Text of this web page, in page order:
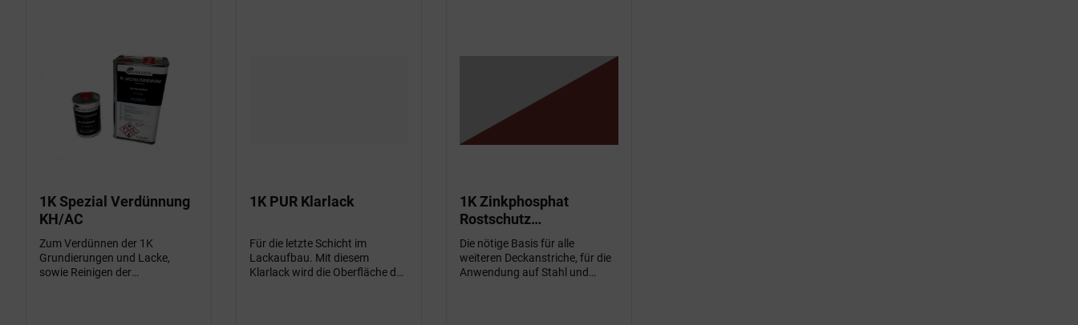
1K Spezial Verdünnung
KH/AC
Zum Verdünnen der 1K
Grundierungen und Lacke,
sowie Reinigen der
1K PUR Klarlack
Für die letzte Schicht im
Lackaufbau. Mit diesem
Klarlack wird die Oberfläche des
1K Zinkphosphat
Rostschutz
Füllhaftgrundierung
Die nötige Basis für alle
weiteren Deckanstriche, für die
Anwendung auf Stahl und